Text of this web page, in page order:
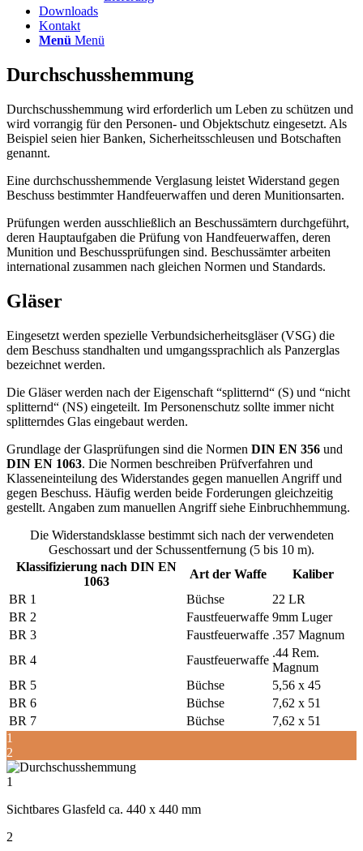
Downloads
Kontakt
Menü Menü
Durchschusshemmung
Durchschusshemmung wird erforderlich um Leben zu schützen und
wird vorrangig für den Personen- und Objektschutz eingesetzt. Als
Beispiel seien hier Banken, Sicherheitsschleusen und Botschaften
genannt.
Eine durchschusshemmende Verglasung leistet Widerstand gegen
Beschuss bestimmter Handfeuerwaffen und deren Munitionsarten.
Prüfungen werden ausschließlich an Beschussämtern durchgeführt,
deren Hauptaufgaben die Prüfung von Handfeuerwaffen, deren
Munition und Beschussprüfungen sind. Beschussämter arbeiten
international zusammen nach gleichen Normen und Standards.
Gläser
Eingesetzt werden spezielle Verbundsicherheitsgläser (VSG) die
dem Beschuss standhalten und umgangssprachlich als Panzerglas
bezeichnet werden.
Die Gläser werden nach der Eigenschaft “splitternd“ (S) und “nicht
splitternd“ (NS) eingeteilt. Im Personenschutz sollte immer nicht
splitterndes Glas eingebaut werden.
Grundlage der Glasprüfungen sind die Normen DIN EN 356 und
DIN EN 1063. Die Normen beschreiben Prüfverfahren und
Klasseneinteilung des Widerstandes gegen manuellen Angriff und
gegen Beschuss. Häufig werden beide Forderungen gleichzeitig
gestellt. Angaben zum manuellen Angriff siehe Einbruchhemmung.
Die Widerstandsklasse bestimmt sich nach der verwendeten
Geschossart und der Schussentfernung (5 bis 10 m).
Klassifizierung nach DIN EN
1063
Art der Waffe
Kaliber
BR 1
Büchse
22 LR
BR 2
Faustfeuerwaffe 9mm Luger
BR 3
Faustfeuerwaffe .357 Magnum
BR 4
Faustfeuerwaffe
.44 Rem.
Magnum
BR 5
Büchse
5,56 x 45
BR 6
Büchse
7,62 x 51
BR 7
Büchse
7,62 x 51
1
2
1
Sichtbares Glasfeld ca. 440 x 440 mm
2